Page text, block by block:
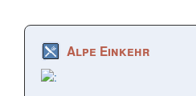
Alpe Einkehr